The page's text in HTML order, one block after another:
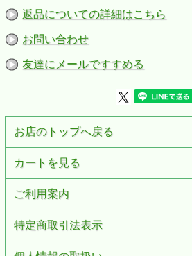
返品についての詳細はこちら
お問い合わせ
友達にメールですすめる
お店のトップへ戻る
カートを見る
ご利用案内
特定商取引法表示